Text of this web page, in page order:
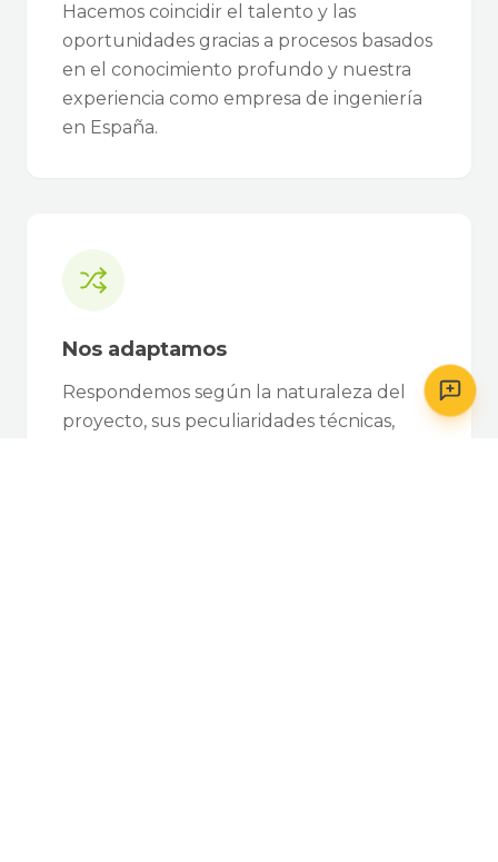
Hacemos coincidir el talento y las
oportunidades gracias a procesos basados
en el conocimiento profundo y nuestra
experiencia como empresa de ingeniería
en España.
Nos adaptamos
Respondemos según la naturaleza del
proyecto, sus peculiaridades técnicas,